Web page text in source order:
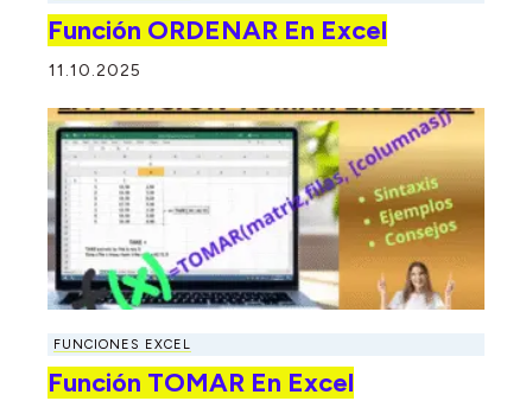
Función ORDENAR En Excel
11.10.2025
FUNCIONES EXCEL
Función TOMAR En Excel